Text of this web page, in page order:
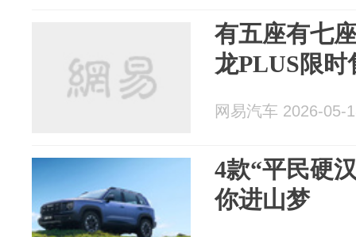
有五座有七
龙PLUS限时
网易汽车 2026-05-
4款“平民硬
你进山梦